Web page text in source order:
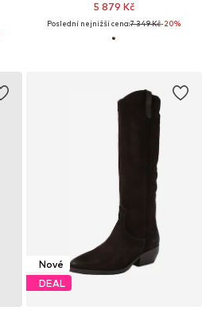
5 879 Kč
Poslední nejnižší cena:7 349 Kč-20%
Nové
DEAL